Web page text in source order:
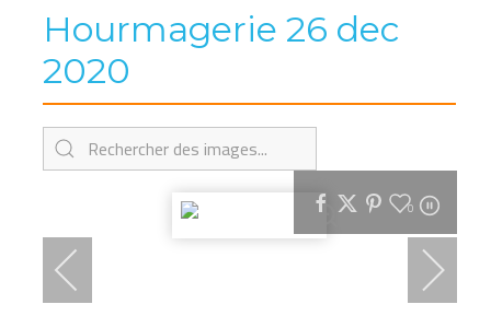
Hourmagerie 26 dec
2020
0